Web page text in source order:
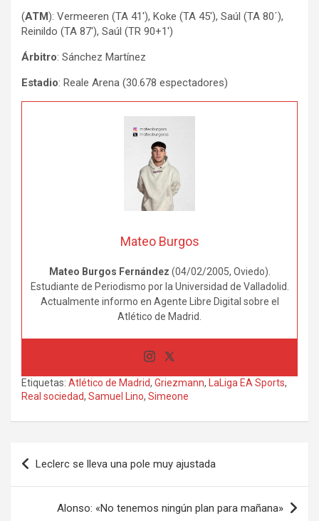
(ATM): Vermeeren (TA 41′), Koke (TA 45′), Saúl (TA 80´),
Reinildo (TA 87′), Saúl (TR 90+1′)
Árbitro: Sánchez Martínez
Estadio: Reale Arena (30.678 espectadores)
Mateo Burgos
Mateo Burgos Fernández (04/02/2005, Oviedo).
Estudiante de Periodismo por la Universidad de Valladolid.
Actualmente informo en Agente Libre Digital sobre el
Atlético de Madrid.
Etiquetas: Atlético de Madrid, Griezmann, LaLiga EA Sports,
Real sociedad, Samuel Lino, Simeone
Navegación
de
entradas
Leclerc se lleva una pole muy ajustada
Alonso: «No tenemos ningún plan para mañana»